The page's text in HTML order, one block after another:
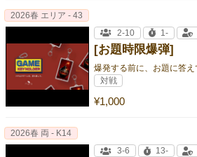
[お題時限爆弾]
爆発する前に、お題に答
¥1,000
2026春 エリア - 43
2-10
1-
対戦
2026春 両 - K14
3-6
13-